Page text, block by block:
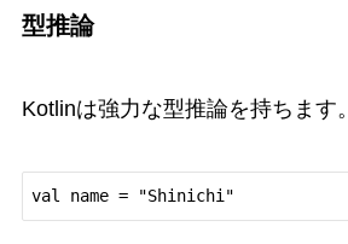
型推論
Kotlinは強力な型推論を持ちます。
val name = "Shinichi"